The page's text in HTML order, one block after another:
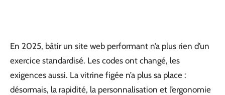
En 2025, bâtir un site web performant n’a plus rien d’un
exercice standardisé. Les codes ont changé, les
exigences aussi. La vitrine figée n’a plus sa place :
désormais, la rapidité, la personnalisation et l’ergonomie